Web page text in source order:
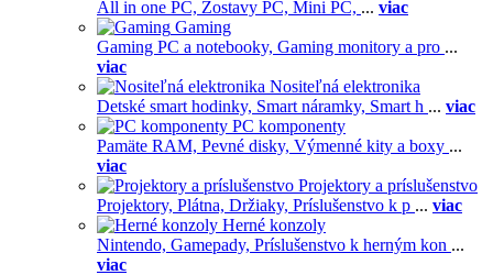
All in one PC, Zostavy PC, Mini PC, ... viac
Gaming
Gaming PC a notebooky, Gaming monitory a pro ...
viac
Nositeľná elektronika
Detské smart hodinky, Smart náramky, Smart h ... viac
PC komponenty
Pamäte RAM, Pevné disky, Výmenné kity a boxy ...
viac
Projektory a príslušenstvo
Projektory, Plátna, Držiaky, Príslušenstvo k p ... viac
Herné konzoly
Nintendo, Gamepady, Príslušenstvo k herným kon ...
viac